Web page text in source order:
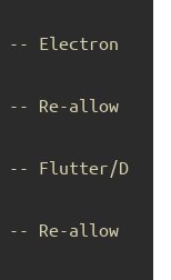
-- Electron
-- Re-allow
-- Flutter/D
-- Re-allow